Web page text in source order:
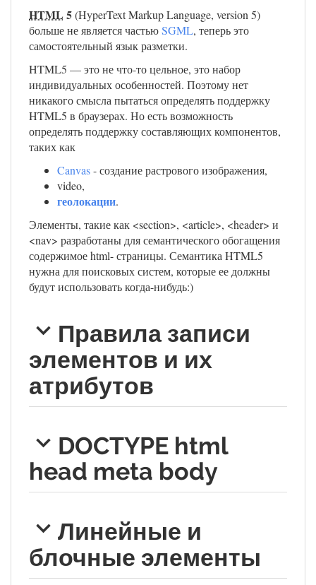
HTML 5(HyperText Markup Language, version 5)
больше не является частьюSGML, теперь это
самостоятельный язык разметки.
HTML5 — это не что-то цельное, это набор
индивидуальных особенностей. Поэтому нет
никакого смысла пытаться определять поддержку
HTML5 в браузерах. Но есть возможность
определять поддержку составляющих компонентов,
таких как
Canvas- создание растрового изображения,
video,
геолокации.
Элементы, такие как <section>, <article>, <header> и
<nav> разработаны для семантического обогащения
содержимое html- страницы. Семантика HTML5
нужна для поисковых систем, которые ее должны
будут использовать когда-нибудь:)
Правила записи
элементов и их
атрибутов
DOCTYPE html
head meta body
Линейные и
блочные элементы